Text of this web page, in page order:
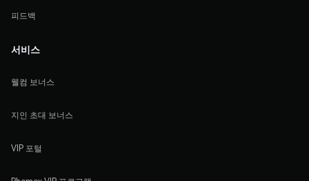
피드백
서비스
웰컴 보너스
지인 초대 보너스
VIP 포털